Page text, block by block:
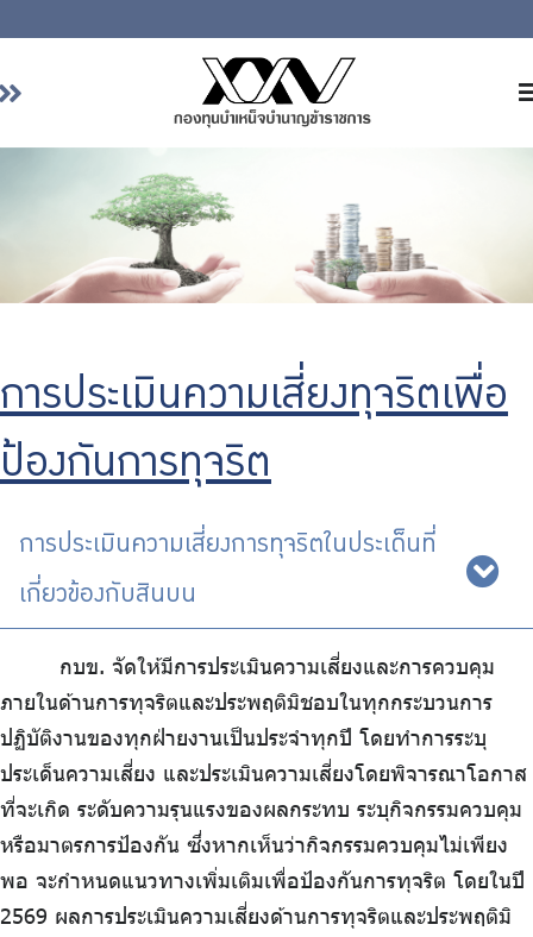
เกี่ยวกับ กบข.
รายงานผลการดำเนินงาน
จัดซื้อจัดจ้าง
ร่วมงานกับเรา
ติดต่อเรา
ไทย | Eng
การประเมินความเสี่ยงทุจริตเพื่อ
ป้องกันการทุจริต
การประเมินความเสี่ยงการทุจริตในประเด็นที่
เกี่ยวข้องกับสินบน
กบข. จัดให้มีการประเมินความเสี่ยงและการควบคุม
ภายในด้านการทุจริตและประพฤติมิชอบในทุกกระบวนการ
ปฏิบัติงานของทุกฝ่ายงานเป็นประจำทุกปี โดยทำการระบุ
ประเด็นความเสี่ยง และประเมินความเสี่ยงโดยพิจารณาโอกาส
ที่จะเกิด ระดับความรุนแรงของผลกระทบ ระบุกิจกรรมควบคุม
หรือมาตรการป้องกัน ซึ่งหากเห็นว่ากิจกรรมควบคุมไม่เพียง
พอ จะกำหนดแนวทางเพิ่มเติมเพื่อป้องกันการทุจริต โดยในปี
2569 ผลการประเมินความเสี่ยงด้านการทุจริตและประพฤติมิ